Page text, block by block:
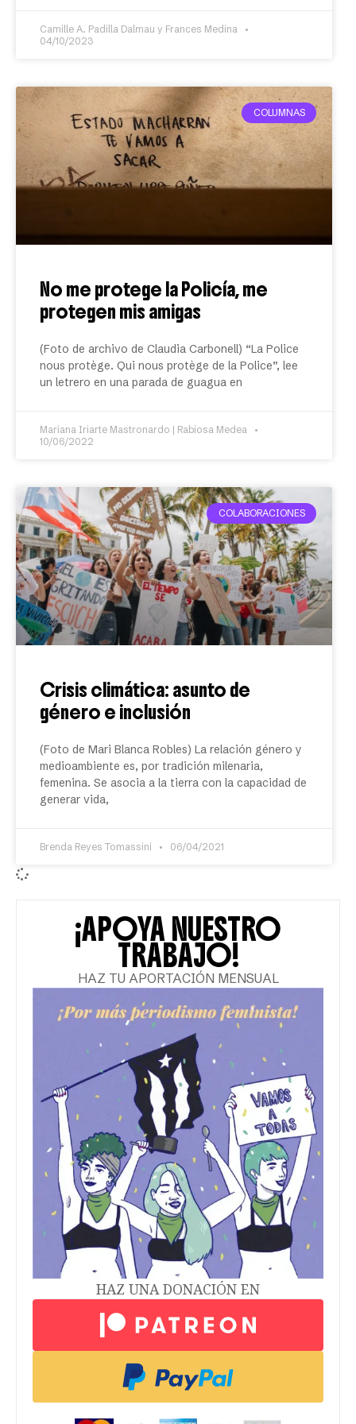
Camille A. Padilla Dalmau y Frances Medina
04/10/2023
COLUMNAS
No me protege la Policía, me
protegen mis amigas
(Foto de archivo de Claudia Carbonell) “La Police
nous protège. Qui nous protège de la Police”, lee
un letrero en una parada de guagua en
Mariana Iriarte Mastronardo | Rabiosa Medea
10/06/2022
COLABORACIONES
Crisis climática: asunto de
género e inclusión
(Foto de Mari Blanca Robles) La relación género y
medioambiente es, por tradición milenaria,
femenina. Se asocia a la tierra con la capacidad de
generar vida,
Brenda Reyes Tomassini 06/04/2021
¡APOYA NUESTRO
TRABAJO!
HAZ TU APORTACIÓN MENSUAL
HAZ UNA DONACIÓN EN